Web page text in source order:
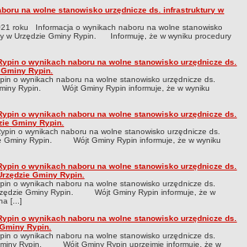
NIP, REGON
- urząd gminy
- baza magazynowo - warsztatowa
na wolne stanowiska urzędnicze
na wolne stanowiska urzędnicze
wymagania formalne w naborach na
na wolne stanowisko urzędnicze ds. infrastruktury w
roku Informacja o wynikach naboru na wolne stanowisko
w Urzędzie Gminy Rypin. Informuję, że w wyniku procedury
o wynikach naboru na wolne stanowisko urzędnicze ds.
Rypin.
o wynikach naboru na wolne stanowisko urzędnicze ds.
Rypin. Wójt Gminy Rypin informuje, że w wyniku
o wynikach naboru na wolne stanowisko urzędnicze ds.
Gminy Rypin.
o wynikach naboru na wolne stanowisko urzędnicze ds.
Gminy Rypin. Wójt Gminy Rypin informuje, że w wyniku
o wynikach naboru na wolne stanowisko urzędnicze ds.
Gminy Rypin.
o wynikach naboru na wolne stanowisko urzędnicze ds.
Gminy Rypin. Wójt Gminy Rypin informuje, że w
[...]
o wynikach naboru na wolne stanowisko urzędnicze ds.
Rypin.
o wynikach naboru na wolne stanowisko urzędnicze ds.
Rypin. Wójt Gminy Rypin uprzejmie informuje, że w